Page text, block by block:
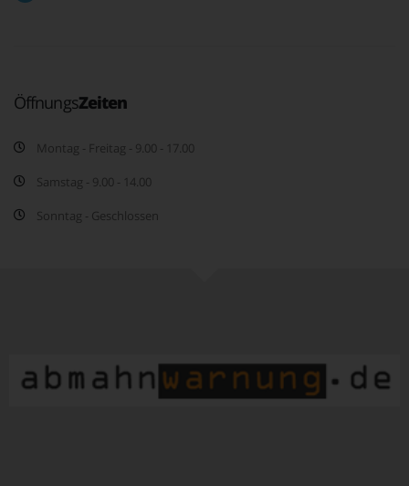
ÖffnungsZeiten
Montag - Freitag - 9.00 - 17.00
Samstag - 9.00 - 14.00
Sonntag - Geschlossen